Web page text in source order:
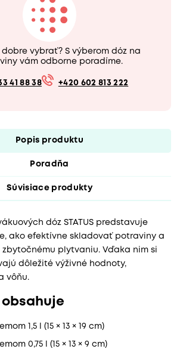
vybrať? S výberom dóz na
vám odborne poradíme.
41 88 38 +420 602 813 222
Popis produktu
Poradňa
Súvisiace produkty
dóz STATUS predstavuje
ako efektívne skladovať potraviny a
plytvaniu. Vďaka nim si
dôležité výživné hodnoty,
vôňu.
obsahuje
1,5 l (15 × 13 × 19 cm)
0,75 l (15 × 13 × 9 cm)